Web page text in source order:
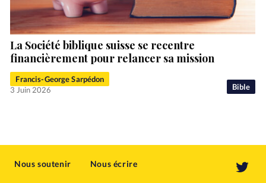
Bible
La Société biblique suisse se recentre
financièrement pour relancer sa mission
Francis-George Sarpédon
3 Juin 2026
Nous soutenir Nous écrire